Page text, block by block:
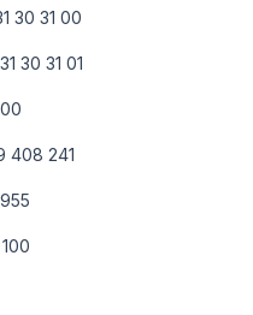
30 31 00
30 31 01
408 241